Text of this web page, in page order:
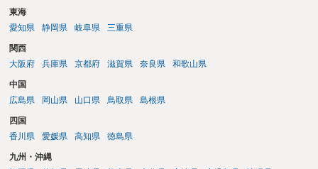
東海
愛知県
静岡県 岐阜県 三重県
関西
大阪府
兵庫県 京都府 滋賀県 奈良県 和歌山県
中国
広島県
岡山県 山口県 鳥取県 島根県
四国
香川県
愛媛県 高知県 徳島県
九州・沖縄